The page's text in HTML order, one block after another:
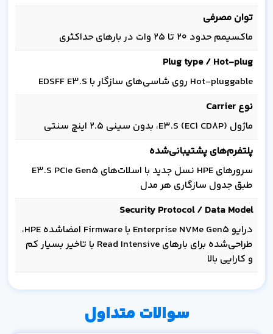
توان مصرفی
ماکسیمم حدود 20 تا 25 وات در بارهای حداکثری
Plug type / Hot-plug
Hot-pluggable روی شاسی‌های سازگار با EDSFF E3.S
نوع Carrier
ماژول E3.S (EC1 CD8P)، بدون سینی 2.5 اینچ سنتی
پلتفرم‌های پشتیبانی‌شده
سرورهای HPE نسل جدید با اسلات‌های E3.S PCIe Gen5
طبق جدول سازگاری هر مدل
Security Protocol / Data Model
درایو Enterprise NVMe Gen5 با Firmware امضاشده HPE،
طراحی‌شده برای بارهای Read Intensive با تاخیر بسیار کم
و کارایی بالا
سوالات متداول